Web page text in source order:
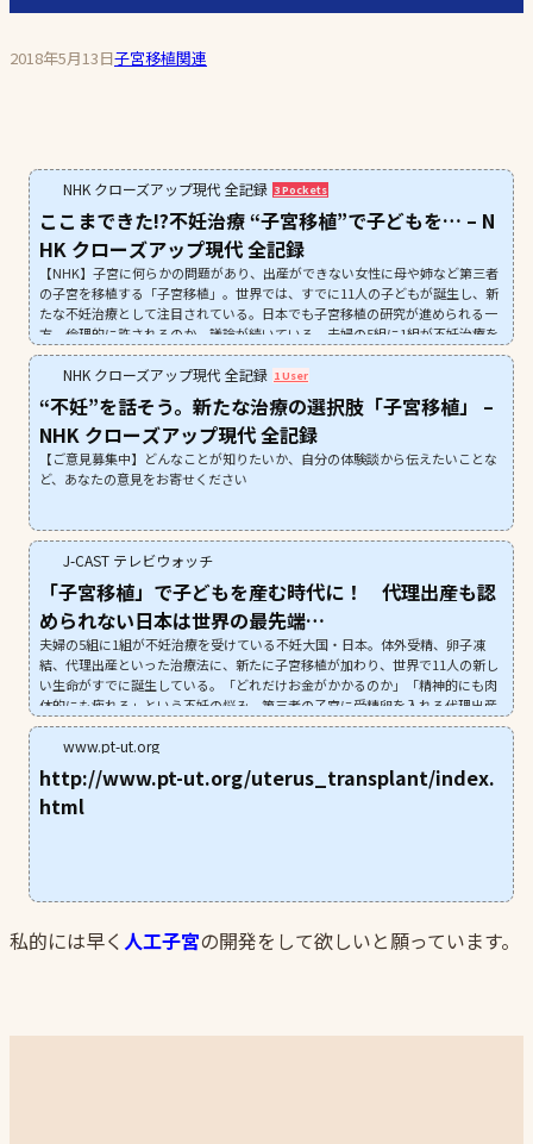
2018年5月13日子宮移植関連
NHK クローズアップ現代 全記録 3 Pockets
ここまできた!?不妊治療 “子宮移植”で子どもを… – N
HK クローズアップ現代 全記録
【NHK】子宮に何らかの問題があり、出産ができない女性に母や姉など第三者
の子宮を移植する「子宮移植」。世界では、すでに11人の子どもが誕生し、新
たな不妊治療として注目されている。日本でも子宮移植の研究が進められる一
方、倫理的に許されるのか、議論が続いている。夫婦の5組に1組が不妊治療を
行っている不妊大国・日本。新たな不妊治療の選択肢が広がるなか、不妊治療
について考える…
NHK クローズアップ現代 全記録 1 User
“不妊”を話そう。新たな治療の選択肢「子宮移植」 –
NHK クローズアップ現代 全記録
【ご意見募集中】どんなことが知りたいか、自分の体験談から伝えたいことな
ど、あなたの意見をお寄せください
J-CAST テレビウォッチ
「子宮移植」で子どもを産む時代に！ 代理出産も認
められない日本は世界の最先端…
夫婦の5組に1組が不妊治療を受けている不妊大国・日本。体外受精、卵子凍
結、代理出産といった治療法に、新たに子宮移植が加わり、世界で11人の新し
い生命がすでに誕生している。「どれだけお金がかかるのか」「精神的にも肉
体的にも疲れる」という不妊の悩み。第三者の子宮に受精卵を入れる代理出産
も日本ではまだ認められていない。そこに子宮そのものを移植する新たな選択
肢が加わった。この最先端技術と、私たちの社会はど
www.pt-ut.org
http://www.pt-ut.org/uterus_transplant/index.
html
私的には早く 人工子宮の開発をして欲しいと願っています。